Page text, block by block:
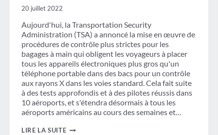
20 juillet 2022
Aujourd'hui, la Transportation Security
Administration (TSA) a annoncé la mise en œuvre de
procédures de contrôle plus strictes pour les
bagages à main qui obligent les voyageurs à placer
tous les appareils électroniques plus gros qu'un
téléphone portable dans des bacs pour un contrôle
aux rayons X dans les voies standard. Cela fait suite
à des tests approfondis et à des pilotes réussis dans
10 aéroports, et s'étendra désormais à tous les
aéroports américains au cours des semaines et…
LIRE LA SUITELA